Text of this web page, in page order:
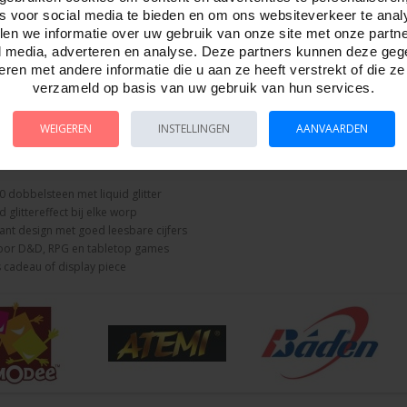
elke roll een visueel spektakel met deze grote D20 dobbelsteen gevuld met
wat zorgt voor een dynamisch en hypnotiserend effect.
buitenkant geeft een helder zicht op de bewegende glitter, terwijl de
voor spelers die nét dat beetje extra flair willen toevoegen aan hun
D20 nu gebruikt voor gameplay of als eyecatcher op tafel — hij trekt
dobbelsteen met liquid glitter
glittereffect bij elke worp
design met goed leesbare cijfers
D&D, RPG en tabletop games
cadeau of display piece
voor social media te bieden en om ons websiteverkeer te
we informatie over uw gebruik van onze site met onze
media, adverteren en analyse. Deze partners kunnen deze
met andere informatie die u aan ze heeft verstrekt of die
verzameld op basis van uw gebruik van hun services.
WEIGEREN INSTELLINGEN AANVAARDEN